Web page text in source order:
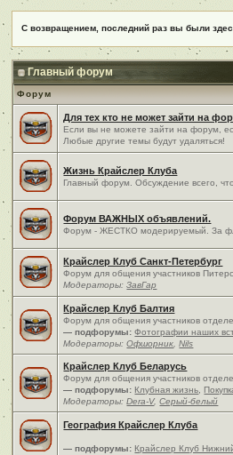
С возвращением, последний раз вы были
Главный форум
Форум
Для тех кто не может зайти на
Если вы не можете зайти на форум,
Любые другие темы будут удаляться!
Жизнь Крайслер Клуба
Главный форум. Обсуждение всего,
Форум ВАЖНЫХ объявлений.
Форум - ЖЕСТКО модерируемый. За
Крайслер Клуб Санкт-Петербург
Форум для общения участников
Модераторы:ЗавГар
Крайслер Клуб Балтия
Форум для общения участников
— подфорумы: Фотографии наших
Модераторы:Офшорник ,Nils
Крайслер Клуб Беларусь
Форум для общения участников
— подфорумы: Клубная жизнь
Модераторы:Dera-V,Серый-белый
География Крайслер Клуба
— подфорумы: Крайслер Клуб